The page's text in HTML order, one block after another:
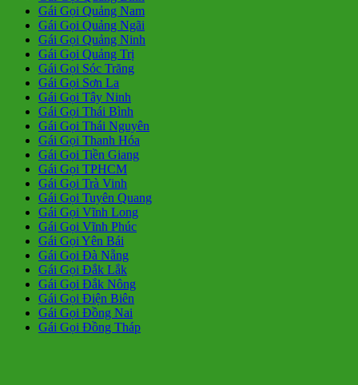
Gái Gọi Quảng Nam
Gái Gọi Quảng Ngãi
Gái Gọi Quảng Ninh
Gái Gọi Quảng Trị
Gái Gọi Sóc Trăng
Gái Gọi Sơn La
Gái Gọi Tây Ninh
Gái Gọi Thái Bình
Gái Gọi Thái Nguyên
Gái Gọi Thanh Hóa
Gái Gọi Tiền Giang
Gái Gọi TPHCM
Gái Gọi Trà Vinh
Gái Gọi Tuyên Quang
Gái Gọi Vĩnh Long
Gái Gọi Vĩnh Phúc
Gái Gọi Yên Bái
Gái Gọi Đà Nẵng
Gái Gọi Đắk Lắk
Gái Gọi Đắk Nông
Gái Gọi Điện Biên
Gái Gọi Đồng Nai
Gái Gọi Đồng Tháp